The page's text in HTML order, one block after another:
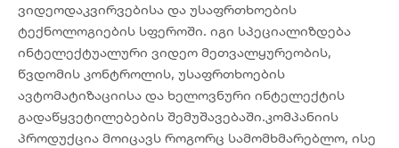
ვიდეოდაკვირვებისა და უსაფრთხოების
ტექნოლოგიების სფეროში. იგი სპეციალიზდება
ინტელექტუალური ვიდეო მეთვალყურეობის,
წვდომის კონტროლის, უსაფრთხოების
ავტომატიზაციისა და ხელოვნური ინტელექტის
გადაწყვეტილებების შემუშავებაში.კომპანიის
პროდუქცია მოიცავს როგორც სამომხმარებლო, ისე